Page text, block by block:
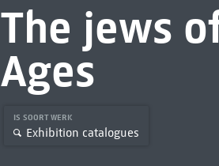
The jews
Ages
IS SOORT WERK
Exhibition catalogues